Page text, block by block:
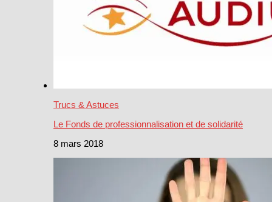
Trucs & Astuces
Le Fonds de professionnalisation et de solidarité
8 mars 2018